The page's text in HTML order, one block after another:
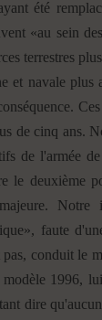
été
«au sein
terrestres
et navale plus
de cinq ans.
de l'armée
le deuxième
faute
conduit le
1996,
dire